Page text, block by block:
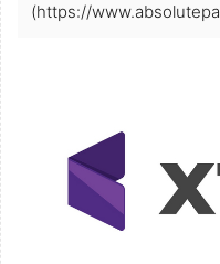
(https://